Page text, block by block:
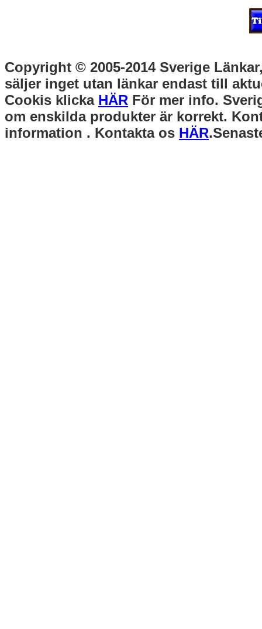
Copyright © 2005-2014 Sverige
säljer inget utan länkar endast till
Cookis klicka HÄR För mer info.
om enskilda produkter är korrekt.
information . Kontakta os HÄR